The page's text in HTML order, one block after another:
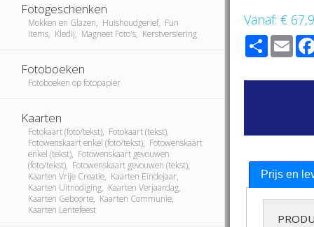
Fotogeschenken
Mokken en Glazen, Huishoudgerief, Fun
Items, Kledij, Magneet Foto's, Kerstversiering
Fotoboeken
Fotoboeken op fotopapier
Kaarten
Fotokaart (foto/tekst), Fotokaart (tekst),
Fotowenskaart enkel (foto/tekst), Fotowenskaart
enkel (tekst), Fotowenskaart gevouwen
(foto/tekst), Fotowenskaart gevouwen (tekst),
Kaarten Vrije Creatie, Kaarten Eindejaar,
Kaarten Uitnodiging, Kaarten Verjaardag,
Kaarten Geboorte, Kaarten Communie,
Kaarten Lentefeest
Vanaf:€
Share
Prijs en